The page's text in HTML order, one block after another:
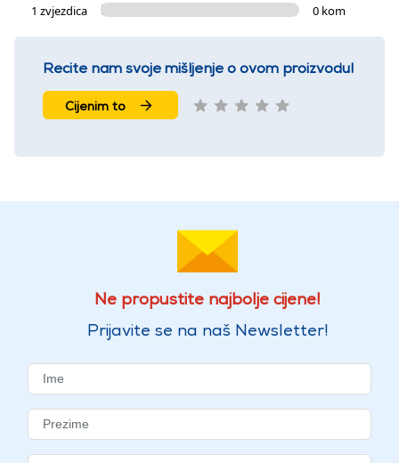
1 zvjezdica
0 kom
Recite nam svoje mišljenje o ovom proizvodu!
Cijenim to
Ne propustite najbolje cijene!
Prijavite se na naš Newsletter!